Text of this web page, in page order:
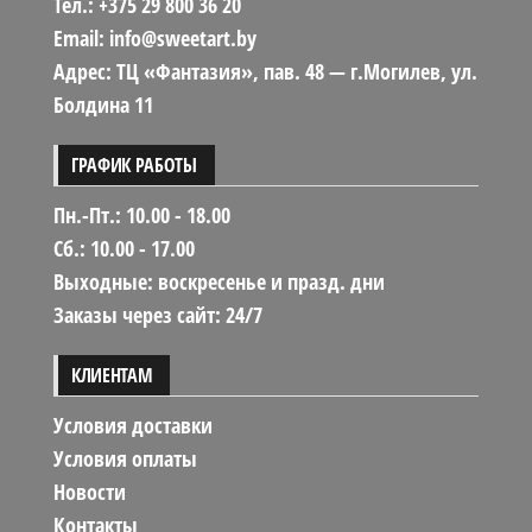
Email: info@sweetart.by
Адрес: ТЦ «Фантазия», пав. 48 — г.Могилев, ул.
Болдина 11
ГРАФИК РАБОТЫ
Пн.-Пт.: 10.00 - 18.00
Сб.: 10.00 - 17.00
Выходные: воскресенье и празд. дни
Заказы через сайт: 24/7
КЛИЕНТАМ
Условия доставки
Условия оплаты
Новости
Контакты